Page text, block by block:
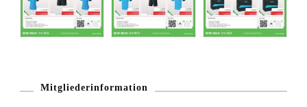
Mitgliederinformation